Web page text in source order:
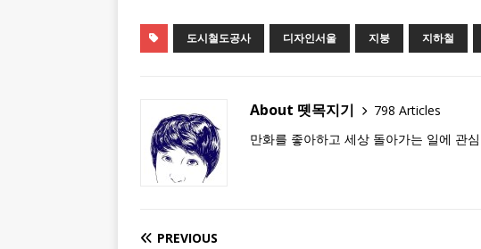
올린 민원 내용은 아래와 같다. 민
원제목 : 지하철 출입구 디자인 관
을 운영하는 서울특별
공사는 문자(1577-
도시철도공사 디자인서울 지붕 지하철
About 뗏목지기
798 Articles
만화를 좋아하고 세상 돌아가는 일에 관
PREVIOUS